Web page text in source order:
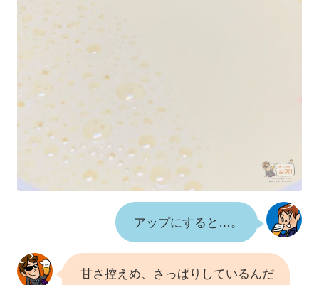
アップにすると…。
甘さ控えめ、さっぱりしているんだ